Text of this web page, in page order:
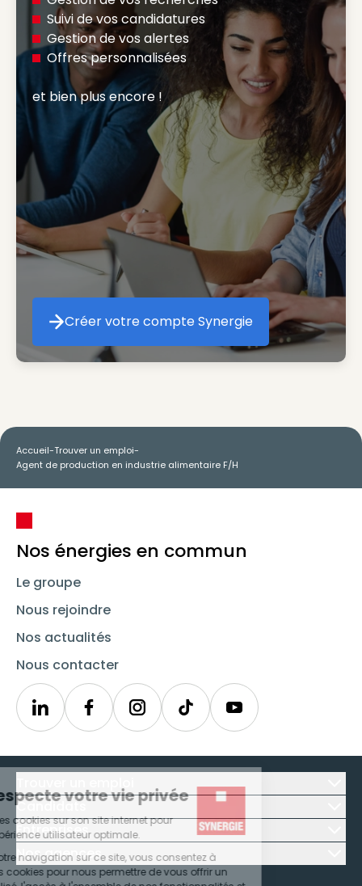
Suivi de vos candidatures
Gestion de vos alertes
Offres personnalisées
et bien plus encore !
Créer votre compte Synergie
Créer votre compte Synergie
Accueil-Trouver un emploi-
Agent de production en industrie alimentaire F/H
Nos énergies en commun
Le groupe
Nous rejoindre
Nos actualités
Nous contacter
LinkedinSynergieInstagramTikTok Youtube
Icône d'illustration
Candidats
Entreprises
Icône d'illustration
Nos agences
Icône d'illustration